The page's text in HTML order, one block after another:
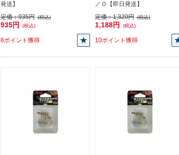
発送】
定価：935円 (税込)
935円 (税込)
8ポイント獲得
／０【即日発送】
定価：1,320円 (税込)
1,188円 (税込)
10ポイント獲得